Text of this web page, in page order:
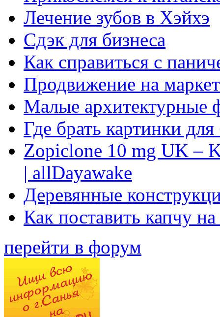
Лечение зубов в Хэйхэ
Сдэк для бизнеса
Как справиться с
Продвижение на
Малые архитектурные
Где брать картинки
Zopiclone 10 mg UK –
| allDayawake
Деревянные
Как поставить капчу
перейти в форум